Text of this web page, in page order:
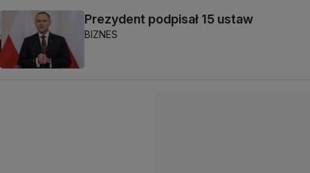
Prezydent podpisał 15 ustaw
BIZNES